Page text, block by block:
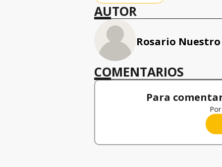
AUTOR
Rosario Nuestro
COMENTARIOS
Para